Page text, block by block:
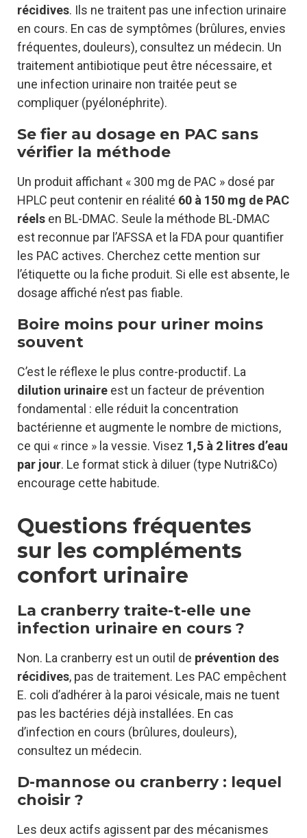
récidives. Ils ne traitent pas une infection urinaire
en cours. En cas de symptômes (brûlures, envies
fréquentes, douleurs), consultez un médecin. Un
traitement antibiotique peut être nécessaire, et
une infection urinaire non traitée peut se
compliquer (pyélonéphrite).
Se fier au dosage en PAC sans
vérifier la méthode
Un produit affichant « 300 mg de PAC » dosé par
HPLC peut contenir en réalité 60 à 150 mg de PAC
réels en BL-DMAC. Seule la méthode BL-DMAC
est reconnue par l’AFSSA et la FDA pour quantifier
les PAC actives. Cherchez cette mention sur
l’étiquette ou la fiche produit. Si elle est absente, le
dosage affiché n’est pas fiable.
Boire moins pour uriner moins
souvent
C’est le réflexe le plus contre-productif. La
dilution urinaire est un facteur de prévention
fondamental : elle réduit la concentration
bactérienne et augmente le nombre de mictions,
ce qui « rince » la vessie. Visez 1,5 à 2 litres d’eau
par jour. Le format stick à diluer (type Nutri&Co)
encourage cette habitude.
Questions fréquentes
sur les compléments
confort urinaire
La cranberry traite-t-elle une
infection urinaire en cours ?
Non. La cranberry est un outil de prévention des
récidives, pas de traitement. Les PAC empêchent
E. coli d’adhérer à la paroi vésicale, mais ne tuent
pas les bactéries déjà installées. En cas
d’infection en cours (brûlures, douleurs),
consultez un médecin.
D-mannose ou cranberry : lequel
choisir ?
Les deux actifs agissent par des mécanismes